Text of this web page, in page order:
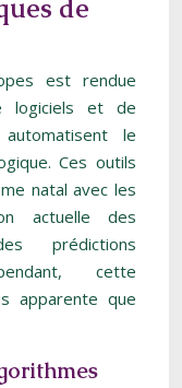
de
est rendue
logiciels et de
le
Ces outils
natal avec les
actuelle des
prédictions
cette
apparente que